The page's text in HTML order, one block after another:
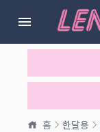
홈 한달용